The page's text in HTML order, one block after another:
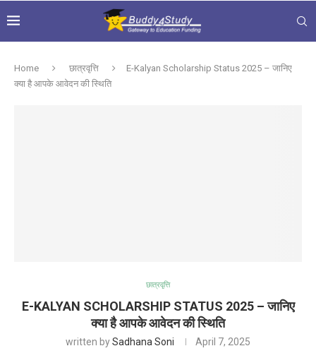
Home छात्रवृत्ति
E-Kalyan Scholarship Status 2025 – जानिए
क्या है आपके आवेदन की स्थिति
छात्रवृत्ति
E-KALYAN SCHOLARSHIP STATUS 2025 – जानिए
क्या है आपके आवेदन की स्थिति
written bySadhana Soni April 7, 2025